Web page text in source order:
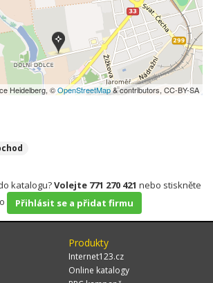
Heidelberg, ©OpenStreetMap& contributors, CC-BY-SA
katalogu?Volejte 771 270 421 nebo stiskněte
Přihlásit se a přidat firmu
Produkty
Internet123.cz
Online katalogy